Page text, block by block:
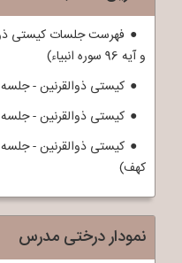
و آیه 96 سوره انبیاء)
کیستی ذوالقرنین - جلسه 1 (تفسیر آیات 83 تا 99 سوره کهف)
کیستی ذوالقرنین - جلسه 2 (تفسیر آیات 83 تا 99 سوره کهف)
کهف)
نمودار درختی مدرس